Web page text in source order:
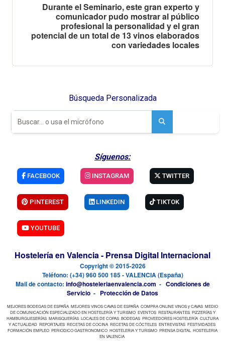
Durante el Seminario, este gran experto y
comunicador pudo mostrar al público
profesional la personalidad y el gran
potencial de un total de 13 vinos elaborados
con variedades locales
Búsqueda Personalizada
Síguenos:
FACEBOOK INSTAGRAM TWITTER
PINTEREST LINKEDIN TIKTOK
YOUTUBE
Hostelería en Valencia - Prensa Digital Internacional
Copyright © 2015-2026
Teléfono: (+34) 960 500 185 - VALENCIA (España)
Mail de contacto: info@hosteleriaenvalencia.com - Condiciones de
Servicio - Protección de Datos
MEJORES BODEGAS DE ESPAÑA MEJORES VINOS CAVAS DE ESPAÑA COMPRA ONLINE VINOS y CAVAS MEDIO
DE COMUNICACIÓN ESPECIALIZADO EN HOSTELERÍA Y TURISMO EVENTOS RESTAURANTES PIZZERÍAS Y
HAMBURGUESERÍAS MARISQUERÍAS LOCALES DE COPAS BODEGAS PROVEEDORES HOSTELERÍA CULTURA
Y ACTUALIDAD REPORTAJES RECETAS DE COCINA RECETAS DE CÓCTELES ENTREVISTAS FESTIVIDADES
FORMACIÓN EMPLEO PERIODICO GASTRONOMICO HOSTELERIA Y TURISMO PRENSA DIGITAL HOSTELERIA
EN VALENCIA